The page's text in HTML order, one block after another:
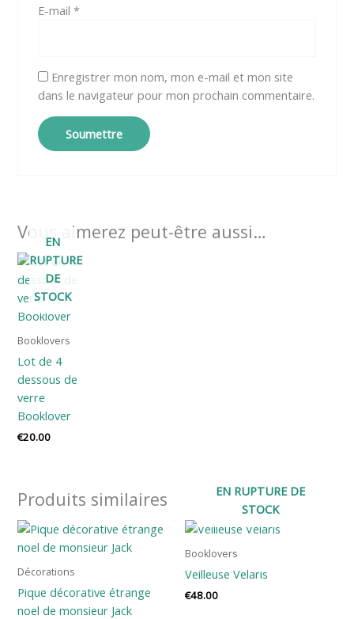
E-mail *
Enregistrer mon nom, mon e-mail et mon site
dans le navigateur pour mon prochain commentaire.
Vous aimerez peut-être aussi…
EN
RUPTURE
DE
STOCK
Booklovers
Lot de 4
dessous de
verre
Booklover
€20.00
Produits similaires
Décorations
Pique décorative étrange
noel de monsieur Jack
EN RUPTURE DE
STOCK
Booklovers
Veilleuse Velaris
€48.00